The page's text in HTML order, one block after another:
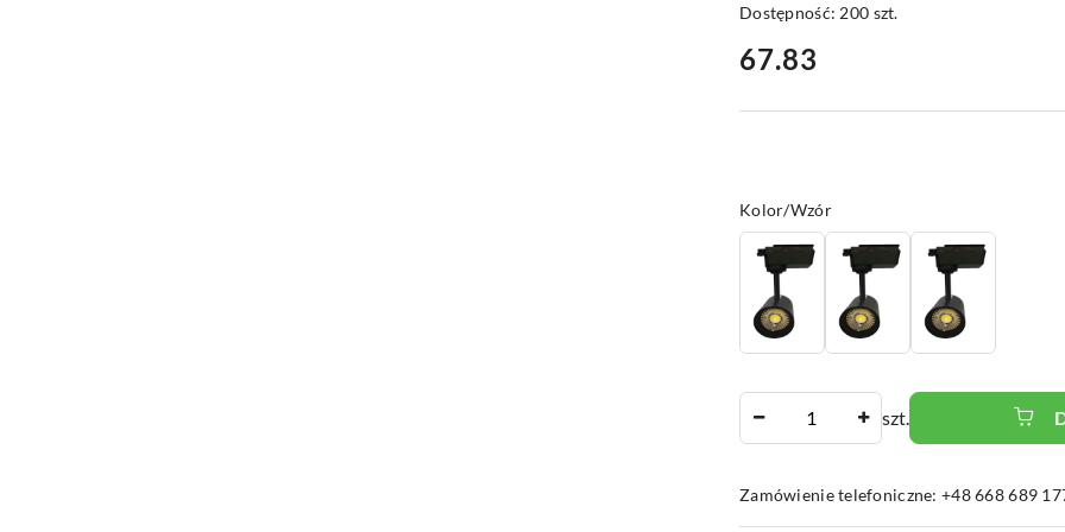
Dostępność: 200 szt.
cena:
67.83
Wariant
Kolor/Wzór
szt.
Zamówienie telefoniczne: +48 668 689